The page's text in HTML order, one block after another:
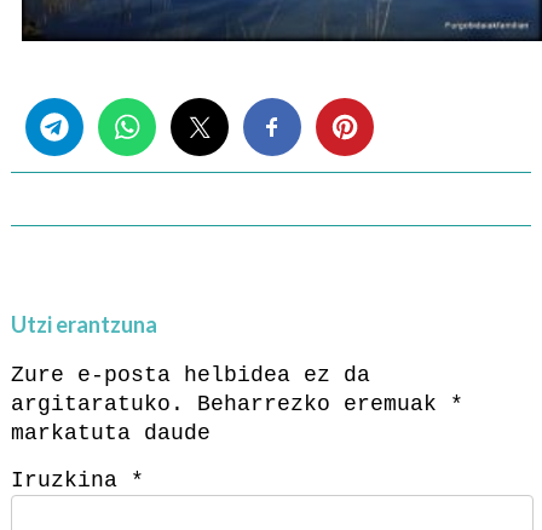
Utzi erantzuna
Zure e-posta helbidea ez da
argitaratuko.
Beharrezko eremuak
*
markatuta daude
Iruzkina
*